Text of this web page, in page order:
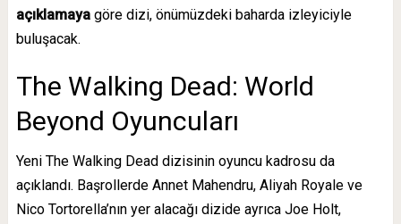
açıklamayagöre dizi, önümüzdeki baharda izleyiciyle
buluşacak.
The Walking Dead: World
Beyond Oyuncuları
Yeni The Walking Dead dizisinin oyuncu kadrosu da
açıklandı. Başrollerde Annet Mahendru, Aliyah Royale ve
Nico Tortorella’nın yer alacağı dizide ayrıca Joe Holt,